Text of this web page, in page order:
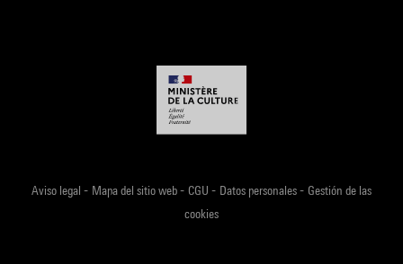
Aviso legal - Mapa del sitio web- CGU - Datos personales- Gestión de las
cookies